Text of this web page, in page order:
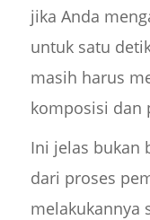
jika Anda
untuk satu
masih harus
komposisi dan
Ini jelas bukan
dari proses
melakukannya